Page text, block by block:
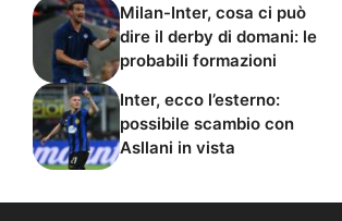
Milan-Inter, cosa ci può
dire il derby di domani: le
probabili formazioni
Inter, ecco l’esterno:
possibile scambio con
Asllani in vista